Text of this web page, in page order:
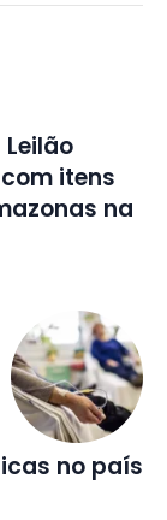
itens
na
no país